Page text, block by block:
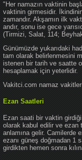
"Her namazın vaktinin
vaktinin girmesidir.
zamandır. Akşamın ilk
andır, sonu ise gece
(Tirmizi, Salat, 114;
Günümüzde yukarıdaki
tam olarak belirlenmesini
istenen bir tarih ve saatte
hesaplamak için yeterlidir.
Vakitci.com namaz
Ezan Saatleri
Ezan saati bir vaktin
olarak kabul edilir ve ezan
anlamına gelir. Camilerde
ezanı güneş doğmadan 1
girdikten hemen sonra